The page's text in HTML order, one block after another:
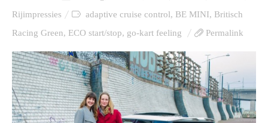
Rijimpressies
adaptive cruise control, BE MINI, Britisch
Racing Green, ECO start/stop, go-kart feeling Permalink